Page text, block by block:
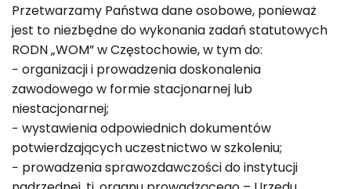
Przetwarzamy Państwa dane osobowe, ponieważ
jest to niezbędne do wykonania zadań statutowych
RODN „WOM” w Częstochowie, w tym do:
− organizacji i prowadzenia doskonalenia
zawodowego w formie stacjonarnej lub
niestacjonarnej;
− wystawienia odpowiednich dokumentów
potwierdzających uczestnictwo w szkoleniu;
− prowadzenia sprawozdawczości do instytucji